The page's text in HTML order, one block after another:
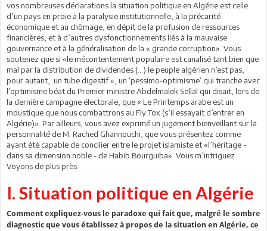
vos nombreuses déclarations la situation politique en Algérie est celle
d’un pays en proie à la paralysie institutionnelle, à la précarité
économique et au chômage, en dépit de la profusion de ressources
financières, et à d’autres dysfonctionnements liés à la mauvaise
gouvernance et à la généralisation de la « grande corruption». Vous
soutenez que si «le mécontentement populaire est canalisé tant bien que
mal par la distribution de dividendes (…) le peuple algérien n’est pas,
pour autant, un tube digestif », un ‘pessimo-optimisme’ qui tranche avec
l’optimisme béat du Premier ministre Abdelmalek Sellal qui disait, lors de
la dernière campagne électorale, que « Le Printemps arabe est un
moustique que nous combattrons au Fly Tox (s’il essayait d’entrer en
Algérie)». Par ailleurs, vous avez exprimé un jugement bienveillant sur la
personnalité de M. Rached Ghannouchi, que vous présentez comme
ayant été capable de concilier entre le projet islamiste et «l’héritage -
dans sa dimension noble - de Habib Bourguiba». Vous m’intriguez.
Voyons de plus près.
I. Situation politique en Algérie
Comment expliquez-vous le paradoxe qui fait que, malgré le sombre
diagnostic que vous établissez à propos de la situation en Algérie, ce